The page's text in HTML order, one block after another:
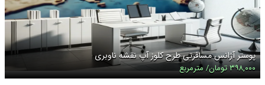
پوستر آژانس مسافرتی طرح کلوز آپ نقشه ناوبری
۳۹۸,۰۰۰ تومان/ مترمربع